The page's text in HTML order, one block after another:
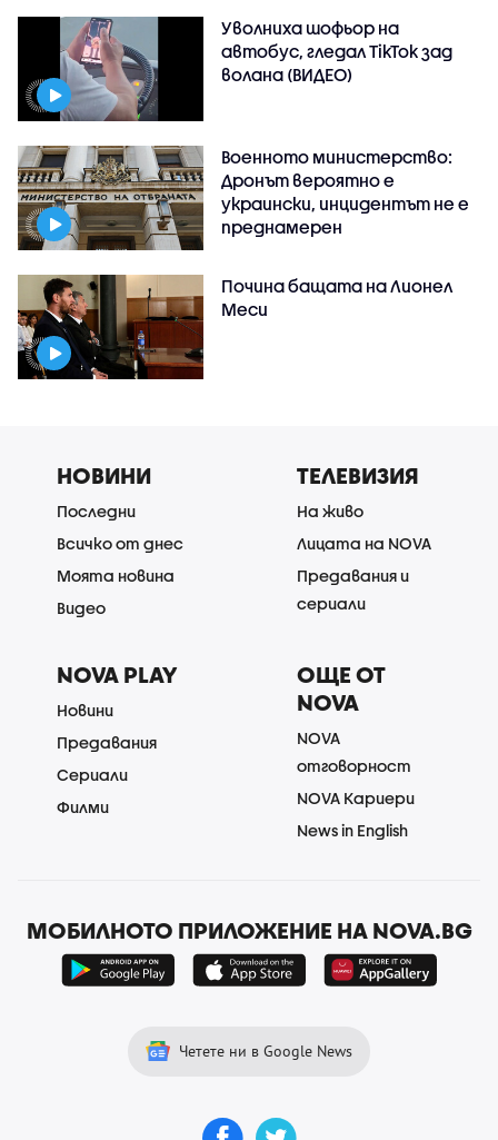
Уволниха шофьор на
автобус, гледал TikTok зад
волана (ВИДЕО)
Военното министерство:
Дронът вероятно е
украински, инцидентът не е
преднамерен
Почина бащата на Лионел
Меси
НОВИНИ
Последни
Всичко от днес
Моята новина
Видео
ТЕЛЕВИЗИЯ
На живо
Лицата на NOVA
Предавания и
сериали
NOVA PLAY
Новини
Предавания
Сериали
Филми
ОЩЕ ОТ
NOVA
NOVA
отговорност
NOVA Кариери
News in English
МОБИЛНОТО ПРИЛОЖЕНИЕ НА NOVA.BG
Четете ни в Google News